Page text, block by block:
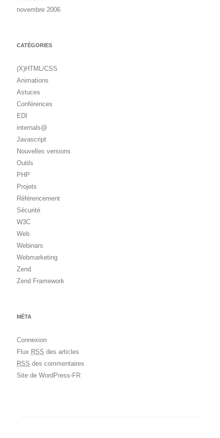
novembre 2006
CATÉGORIES
(X)HTML/CSS
Animations
Astuces
Conférences
EDI
internals@
Javascript
Nouvelles versions
Outils
PHP
Projets
Référencement
Sécurité
W3C
Web
Webinars
Webmarketing
Zend
Zend Framework
MÉTA
Connexion
Flux RSS des articles
RSS des commentaires
Site de WordPress-FR